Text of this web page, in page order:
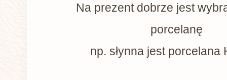
Na prezent dobrze jest
porcelanę
np. słynna jest porcelana